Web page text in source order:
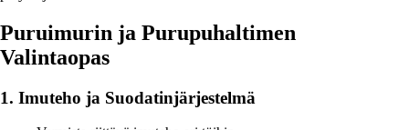
Puruimurin ja Purupuhaltimen
Valintaopas
1. Imuteho ja Suodatinjärjestelmä